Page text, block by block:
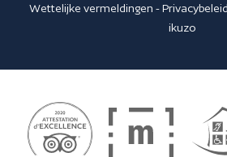
Wettelijke vermeldingen -Privacybeleid
ikuzo